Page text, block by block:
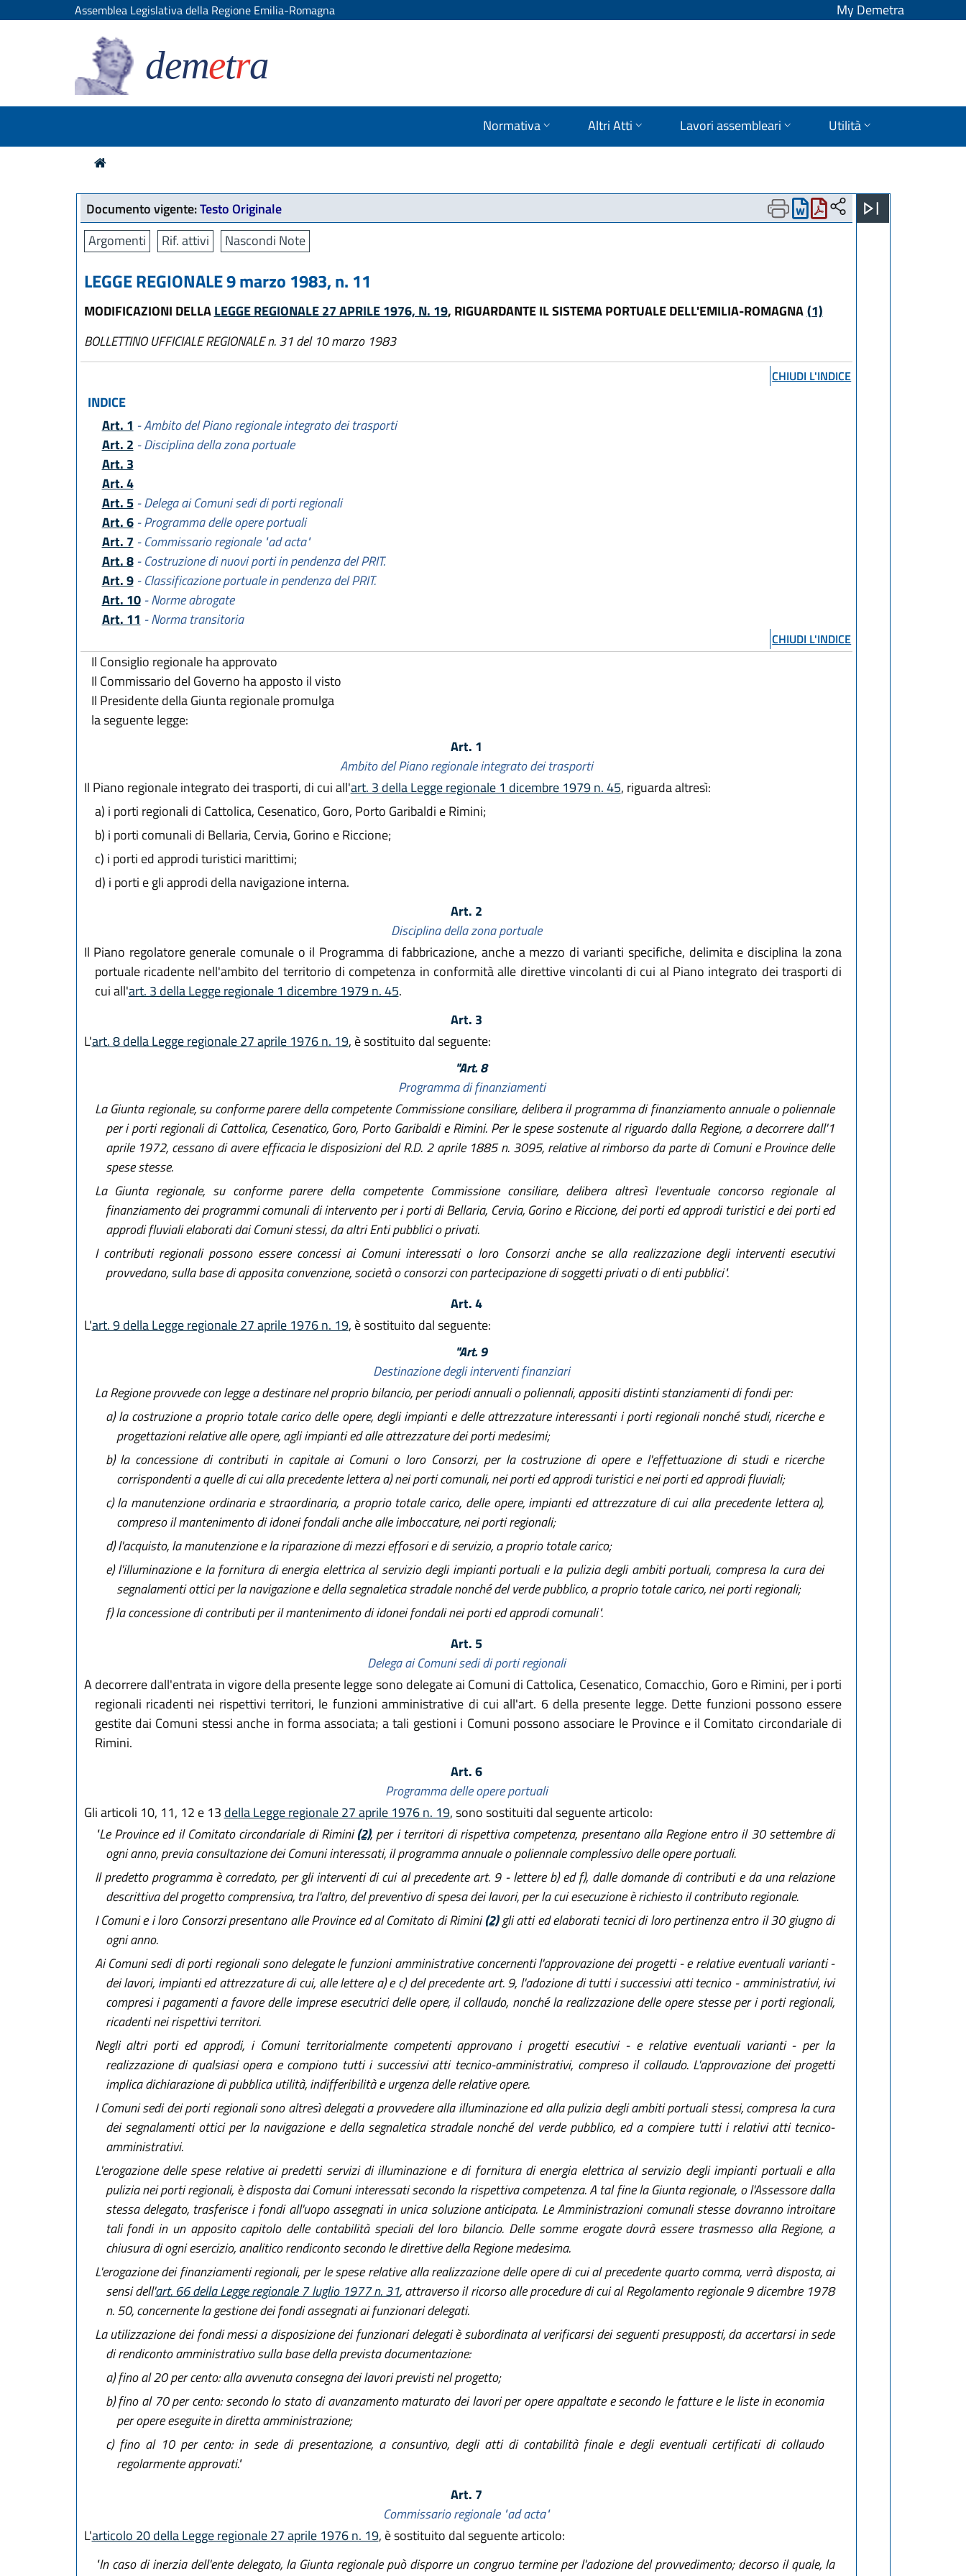
Assemblea Legislativa della Regione Emilia-Romagna My Demetra
demetra
Normativa Altri Atti Lavori assembleari Utilità
Documento vigente:Testo Originale
Argomenti
Rif. attivi Nascondi Note
LEGGE REGIONALE 9 marzo 1983, n. 11
MODIFICAZIONI DELLALEGGE REGIONALE 27 APRILE 1976, N. 19, RIGUARDANTE IL SISTEMA PORTUALE DELL'EMILIA-ROMAGNA (1)
BOLLETTINO UFFICIALE REGIONALE n. 31 del 10 marzo 1983
CHIUDI L'INDICE
INDICE
Art. 1 - Ambito del Piano regionale integrato dei trasporti
Art. 2 - Disciplina della zona portuale
Art. 3
Art. 4
Art. 5- Delega ai Comuni sedi di porti regionali
Art. 6- Programma delle opere portuali
Art. 7 - Commissario regionale "ad acta"
Art. 8- Costruzione di nuovi porti in pendenza del PRIT.
Art. 9- Classificazione portuale in pendenza del PRIT.
Art. 10- Norme abrogate
Art. 11 - Norma transitoria
CHIUDI L'INDICE
Il Consiglio regionale ha approvato
Il Commissario del Governo ha apposto il visto
Il Presidente della Giunta regionale promulga
la seguente legge:
Art. 1
Ambito del Piano regionale integrato dei trasporti
Il Piano regionale integrato dei trasporti, di cui all'art. 3 della Legge regionale 1 dicembre 1979 n. 45, riguarda altresì:
a) i porti regionali di Cattolica, Cesenatico, Goro, Porto Garibaldi e Rimini;
b) i porti comunali di Bellaria, Cervia, Gorino e Riccione;
c) i porti ed approdi turistici marittimi;
d) i porti e gli approdi della navigazione interna.
Art. 2
Disciplina della zona portuale
Il Piano regolatore generale comunale o il Programma di fabbricazione, anche a mezzo di varianti specifiche, delimita e disciplina la zona
portuale ricadente nell'ambito del territorio di competenza in conformità alle direttive vincolanti di cui al Piano integrato dei trasporti di
cui all'art. 3 della Legge regionale 1 dicembre 1979 n. 45.
Art. 3
L'art. 8 della Legge regionale 27 aprile 1976 n. 19, è sostituito dal seguente:
"Art. 8
Programma di finanziamenti
La Giunta regionale, su conforme parere della competente Commissione consiliare, delibera il programma di finanziamento annuale o poliennale
per i porti regionali di Cattolica, Cesenatico, Goro, Porto Garibaldi e Rimini. Per le spese sostenute al riguardo dalla Regione, a decorrere dall'1
aprile 1972, cessano di avere efficacia le disposizioni del R.D. 2 aprile 1885 n. 3095, relative al rimborso da parte di Comuni e Province delle
spese stesse.
La Giunta regionale, su conforme parere della competente Commissione consiliare, delibera altresì l'eventuale concorso regionale al
finanziamento dei programmi comunali di intervento per i porti di Bellaria, Cervia, Gorino e Riccione, dei porti ed approdi turistici e dei porti ed
approdi fluviali elaborati dai Comuni stessi, da altri Enti pubblici o privati.
I contributi regionali possono essere concessi ai Comuni interessati o loro Consorzi anche se alla realizzazione degli interventi esecutivi
provvedano, sulla base di apposita convenzione, società o consorzi con partecipazione di soggetti privati o di enti pubblici".
Art. 4
L'art. 9 della Legge regionale 27 aprile 1976 n. 19, è sostituito dal seguente:
"Art. 9
Destinazione degli interventi finanziari
La Regione provvede con legge a destinare nel proprio bilancio, per periodi annuali o poliennali, appositi distinti stanziamenti di fondi per:
a)la costruzione a proprio totale carico delle opere, degli impianti e delle attrezzature interessanti i porti regionali nonché studi, ricerche e
progettazioni relative alle opere, agli impianti ed alle attrezzature dei porti medesimi;
b)la concessione di contributi in capitale ai Comuni o loro Consorzi, per la costruzione di opere e l'effettuazione di studi e ricerche
corrispondenti a quelle di cui alla precedente lettera a) nei porti comunali, nei porti ed approdi turistici e nei porti ed approdi fluviali;
c)la manutenzione ordinaria e straordinaria, a proprio totale carico, delle opere, impianti ed attrezzature di cui alla precedente lettera a),
compreso il mantenimento di idonei fondali anche alle imboccature, nei porti regionali;
d)l'acquisto, la manutenzione e la riparazione di mezzi effosori e di servizio, a proprio totale carico;
e)l'illuminazione e la fornitura di energia elettrica al servizio degli impianti portuali e la pulizia degli ambiti portuali, compresa la cura dei
segnalamenti ottici per la navigazione e della segnaletica stradale nonché del verde pubblico, a proprio totale carico, nei porti regionali;
f)la concessione di contributi per il mantenimento di idonei fondali nei porti ed approdi comunali".
Art. 5
Delega ai Comuni sedi di porti regionali
A decorrere dall'entrata in vigore della presente legge sono delegate ai Comuni di Cattolica, Cesenatico, Comacchio, Goro e Rimini, per i porti
regionali ricadenti nei rispettivi territori, le funzioni amministrative di cui all'art. 6 della presente legge. Dette funzioni possono essere
gestite dai Comuni stessi anche in forma associata; a tali gestioni i Comuni possono associare le Province e il Comitato circondariale di
Rimini.
Art. 6
Programma delle opere portuali
Gli articoli 10, 11, 12 e 13 della Legge regionale 27 aprile 1976 n. 19, sono sostituiti dal seguente articolo:
"Le Province ed il Comitato circondariale di Rimini (2), per i territori di rispettiva competenza, presentano alla Regione entro il 30 settembre di
ogni anno, previa consultazione dei Comuni interessati, il programma annuale o poliennale complessivo delle opere portuali.
Il predetto programma è corredato, per gli interventi di cui al precedente art. 9 - lettere b) ed f), dalle domande di contributi e da una relazione
descrittiva del progetto comprensiva, tra l'altro, del preventivo di spesa dei lavori, per la cui esecuzione è richiesto il contributo regionale.
I Comuni e i loro Consorzi presentano alle Province ed al Comitato di Rimini (2)gli atti ed elaborati tecnici di loro pertinenza entro il 30 giugno di
ogni anno.
Ai Comuni sedi di porti regionali sono delegate le funzioni amministrative concernenti l'approvazione dei progetti - e relative eventuali varianti -
dei lavori, impianti ed attrezzature di cui, alle lettere a) e c) del precedente art. 9, l'adozione di tutti i successivi atti tecnico - amministrativi, ivi
compresi i pagamenti a favore delle imprese esecutrici delle opere, il collaudo, nonché la realizzazione delle opere stesse per i porti regionali,
ricadenti nei rispettivi territori.
Negli altri porti ed approdi, i Comuni territorialmente competenti approvano i progetti esecutivi - e relative eventuali varianti - per la
realizzazione di qualsiasi opera e compiono tutti i successivi atti tecnico-amministrativi, compreso il collaudo. L'approvazione dei progetti
implica dichiarazione di pubblica utilità, indifferibilità e urgenza delle relative opere.
I Comuni sedi dei porti regionali sono altresì delegati a provvedere alla illuminazione ed alla pulizia degli ambiti portuali stessi, compresa la cura
dei segnalamenti ottici per la navigazione e della segnaletica stradale nonché del verde pubblico, ed a compiere tutti i relativi atti tecnico-
amministrativi.
L'erogazione delle spese relative ai predetti servizi di illuminazione e di fornitura di energia elettrica al servizio degli impianti portuali e alla
pulizia nei porti regionali, è disposta dai Comuni interessati secondo la rispettiva competenza. A tal fine la Giunta regionale, o l'Assessore dalla
stessa delegato, trasferisce i fondi all'uopo assegnati in unica soluzione anticipata. Le Amministrazioni comunali stesse dovranno introitare
tali fondi in un apposito capitolo delle contabilità speciali del loro bilancio. Delle somme erogate dovrà essere trasmesso alla Regione, a
chiusura di ogni esercizio, analitico rendiconto secondo le direttive della Regione medesima.
L'erogazione dei finanziamenti regionali, per le spese relative alla realizzazione delle opere di cui al precedente quarto comma, verrà disposta, ai
sensi dell'art. 66 della Legge regionale 7 luglio 1977 n. 31, attraverso il ricorso alle procedure di cui al Regolamento regionale 9 dicembre 1978
n. 50, concernente la gestione dei fondi assegnati ai funzionari delegati.
La utilizzazione dei fondi messi a disposizione dei funzionari delegati è subordinata al verificarsi dei seguenti presupposti, da accertarsi in sede
di rendiconto amministrativo sulla base della prevista documentazione:
a)fino al 20 per cento: alla avvenuta consegna dei lavori previsti nel progetto;
b)fino al 70 per cento: secondo lo stato di avanzamento maturato dei lavori per opere appaltate e secondo le fatture e le liste in economia
per opere eseguite in diretta amministrazione;
c)fino al 10 per cento: in sede di presentazione, a consuntivo, degli atti di contabilità finale e degli eventuali certificati di collaudo
regolarmente approvati."
Art. 7
Commissario regionale "ad acta"
L'articolo 20 della Legge regionale 27 aprile 1976 n. 19, è sostituito dal seguente articolo:
"In caso di inerzia dell'ente delegato, la Giunta regionale può disporre un congruo termine per l'adozione del provvedimento; decorso il quale, la